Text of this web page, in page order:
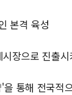
본격 육성
장으로 진출
통해 전국적